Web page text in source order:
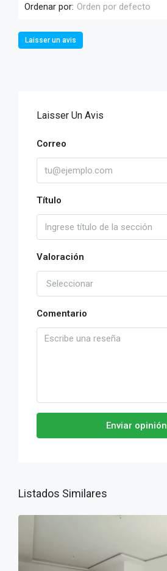
Ordenar por: Orden por defecto
Laisser un avis
Laisser Un Avis
Correo
Título
Valoración
Seleccionar
Comentario
Enviar opinión
Listados Similares